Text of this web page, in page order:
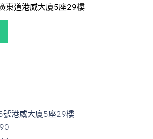
東道港威大廈5座29樓
號港威大廈5座29樓